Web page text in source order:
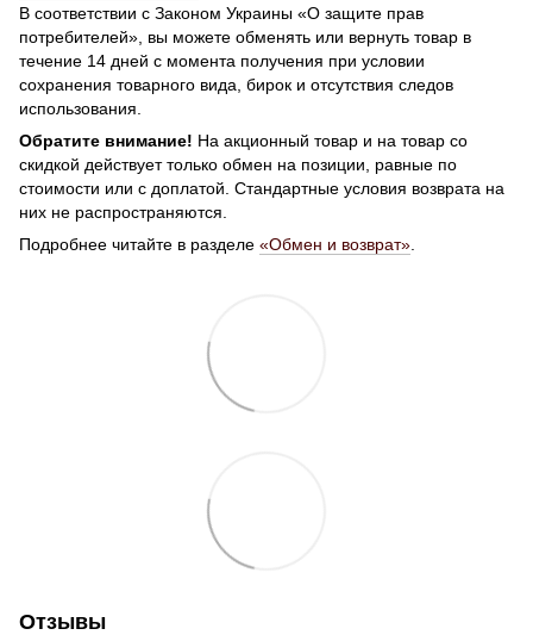
В соответствии с Законом Украины «О защите прав
потребителей», вы можете обменять или вернуть товар в
течение 14 дней с момента получения при условии
сохранения товарного вида, бирок и отсутствия следов
использования.
Обратите внимание! На акционный товар и на товар со
скидкой действует только обмен на позиции, равные по
стоимости или с доплатой. Стандартные условия возврата на
них не распространяются.
Подробнее читайте в разделе «Обмен и возврат»
Отзывы